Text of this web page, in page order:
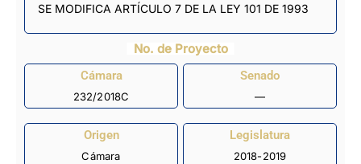
SE MODIFICA ARTÍCULO 7 DE LA LEY 101 DE 1993
No. de Proyecto
Cámara
232/2018C
Senado
—
Origen
Cámara
Legislatura
2018-2019